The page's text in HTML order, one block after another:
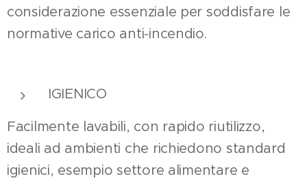
considerazione essenziale per soddisfare le
normative carico anti-incendio.
IGIENICO
Facilmente lavabili, con rapido riutilizzo,
ideali ad ambienti che richiedono standard
igienici, esempio settore alimentare e